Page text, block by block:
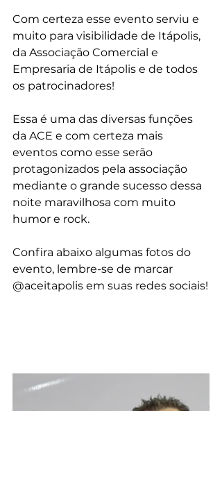
Com certeza esse evento serviu e
muito para visibilidade de Itápolis,
da Associação Comercial e
Empresaria de Itápolis e de todos
os patrocinadores!
Essa é uma das diversas funções
da ACE e com certeza mais
eventos como esse serão
protagonizados pela associação
mediante o grande sucesso dessa
noite maravilhosa com muito
humor e rock.
Confira abaixo algumas fotos do
evento, lembre-se de marcar
@aceitapolis em suas redes sociais!